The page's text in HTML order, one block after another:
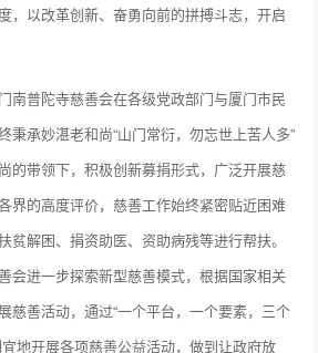
，以改革创新、奋勇向前的拼搏斗志，开启
南普陀寺慈善会在各级党政部门与厦门市民
秉承妙湛老和尚“山门常衍，勿忘世上苦人多”
的带领下，积极创新募捐形式，广泛开展慈
界的高度评价，慈善工作始终紧密贴近困难
贫解困、捐资助医、资助病残等进行帮扶。
会进一步探索新型慈善模式，根据国家相关
慈善活动，通过“一个平台，一个要素，三个
地开展各项慈善公益活动，做到让政府放